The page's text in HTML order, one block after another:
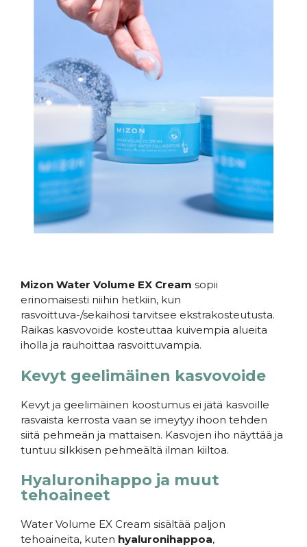
Mizon Water Volume EX Cream sopii
erinomaisesti niihin hetkiin, kun
rasvoittuva-/sekaihosi tarvitsee ekstrakosteutusta.
Raikas kasvovoide kosteuttaa kuivempia alueita
iholla ja rauhoittaa rasvoittuvampia.
Kevyt geelimäinen kasvovoide
Kevyt ja geelimäinen koostumus ei jätä kasvoille
rasvaista kerrosta vaan se imeytyy ihoon tehden
siitä pehmeän ja mattaisen. Kasvojen iho näyttää ja
tuntuu silkkisen pehmeältä ilman kiiltoa.
Hyaluronihappo ja muut
tehoaineet
Water Volume EX Cream sisältää paljon
tehoaineita, kuten hyaluronihappoa,